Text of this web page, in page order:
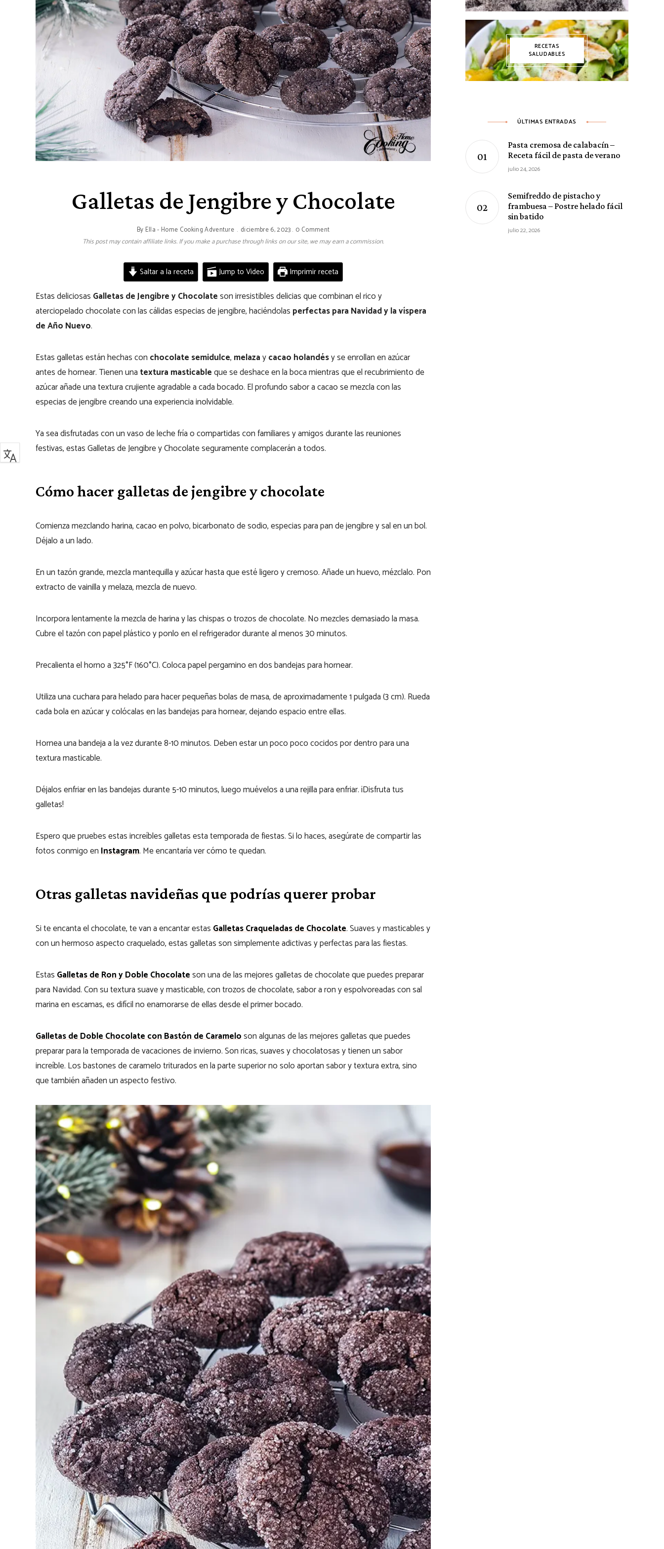
Galletas de Jengibre y Chocolate
By Ella - Home Cooking Adventure diciembre 6, 2023 0 Comment
This post may contain affiliate links. If you make a purchase through links on our site, we may earn a commission.
Saltar a la receta Jump to Video Imprimir receta
Estas deliciosas Galletas de Jengibre y Chocolateson irresistibles delicias que combinan el rico y
aterciopelado chocolate con las cálidas especias de jengibre, haciéndolas perfectas para Navidad y la víspera
de Año Nuevo.
Estas galletas están hechas con chocolate semidulce, melazaycacao holandésy se enrollan en azúcar
antes de hornear. Tienen una textura masticableque se deshace en la boca mientras que el recubrimiento de
azúcar añade una textura crujiente agradable a cada bocado. El profundo sabor a cacao se mezcla con las
especias de jengibre creando una experiencia inolvidable.
Ya sea disfrutadas con un vaso de leche fría o compartidas con familiares y amigos durante las reuniones
festivas, estas Galletas de Jengibre y Chocolate seguramente complacerán a todos.
Cómo hacer galletas de jengibre y chocolate
Comienza mezclando harina, cacao en polvo, bicarbonato de sodio, especias para pan de jengibre y sal en un bol.
Déjalo a un lado.
En un tazón grande, mezcla mantequilla y azúcar hasta que esté ligero y cremoso. Añade un huevo, mézclalo. Pon
extracto de vainilla y melaza, mezcla de nuevo.
Incorpora lentamente la mezcla de harina y las chispas o trozos de chocolate. No mezcles demasiado la masa.
Cubre el tazón con papel plástico y ponlo en el refrigerador durante al menos 30 minutos.
Precalienta el horno a 325°F (160°C). Coloca papel pergamino en dos bandejas para hornear.
Utiliza una cuchara para helado para hacer pequeñas bolas de masa, de aproximadamente 1 pulgada (3 cm). Rueda
cada bola en azúcar y colócalas en las bandejas para hornear, dejando espacio entre ellas.
Hornea una bandeja a la vez durante 8-10 minutos. Deben estar un poco poco cocidos por dentro para una
textura masticable.
Déjalos enfriar en las bandejas durante 5-10 minutos, luego muévelos a una rejilla para enfriar. ¡Disfruta tus
galletas!
Espero que pruebes estas increíbles galletas esta temporada de fiestas. Si lo haces, asegúrate de compartir las
fotos conmigo enInstagram. Me encantaría ver cómo te quedan.
Otras galletas navideñas que podrías querer probar
Si te encanta el chocolate, te van a encantar estasGalletas Craqueladas de Chocolate. Suaves y masticables y
con un hermoso aspecto craquelado, estas galletas son simplemente adictivas y perfectas para las fiestas.
EstasGalletas de Ron y Doble Chocolateson una de las mejores galletas de chocolate que puedes preparar
para Navidad. Con su textura suave y masticable, con trozos de chocolate, sabor a ron y espolvoreadas con sal
marina en escamas, es difícil no enamorarse de ellas desde el primer bocado.
Galletas de Doble Chocolate con Bastón de Carameloson algunas de las mejores galletas que puedes
preparar para la temporada de vacaciones de invierno. Son ricas, suaves y chocolatosas y tienen un sabor
increíble. Los bastones de caramelo triturados en la parte superior no solo aportan sabor y textura extra, sino
que también añaden un aspecto festivo.
RECETAS
SALUDABLES
ÚLTIMAS ENTRADAS
Pasta cremosa de calabacín –
Receta fácil de pasta de verano
julio 24, 2026
Semifreddo de pistacho y
frambuesa – Postre helado fácil
sin batido
julio 22, 2026